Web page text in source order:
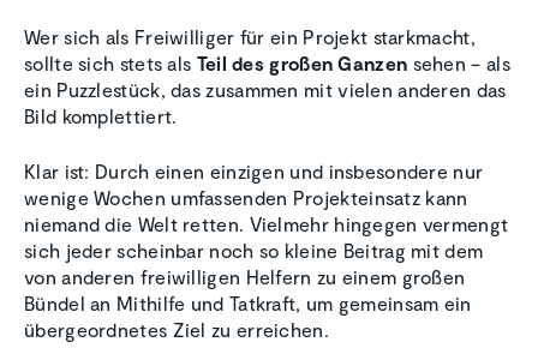
Wer sich als Freiwilliger für ein Projekt starkmacht,
sollte sich stets als Teil des großen Ganzen sehen – als
ein Puzzlestück, das zusammen mit vielen anderen das
Bild komplettiert.
Klar ist: Durch einen einzigen und insbesondere nur
wenige Wochen umfassenden Projekteinsatz kann
niemand die Welt retten. Vielmehr hingegen vermengt
sich jeder scheinbar noch so kleine Beitrag mit dem
von anderen freiwilligen Helfern zu einem großen
Bündel an Mithilfe und Tatkraft, um gemeinsam ein
übergeordnetes Ziel zu erreichen.